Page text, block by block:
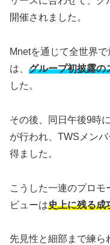
開催されました。
Mnetを通じて全世界
は、 グループ初披露の
した。
その後、同日午後9時
が行われ、TWSメン
得ました。
こうした一連のプロ
ビューは史上に残る成
先見性と細部まで練ら